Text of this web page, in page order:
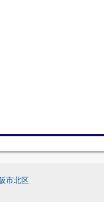
市北区